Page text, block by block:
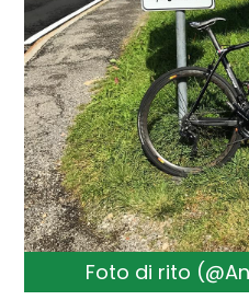
Foto di rito